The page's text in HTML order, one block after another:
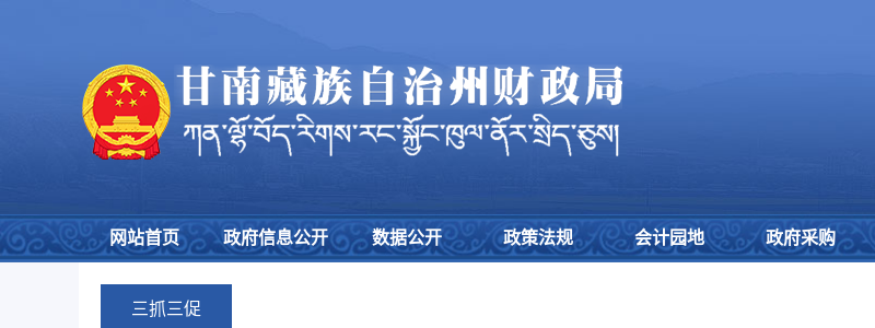
网站首页 政府信息公开 数据公开 政策法规 会计园地 政府采购
三抓三促